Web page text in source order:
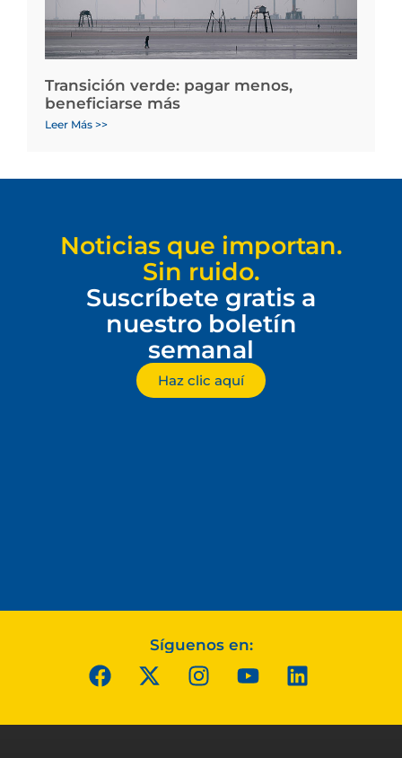
Transición verde: pagar menos,
beneficiarse más
Leer Más >>
Noticias que importan.
Sin ruido.
Suscríbete gratis a
nuestro boletín
semanal
Haz clic aquí
Síguenos en: